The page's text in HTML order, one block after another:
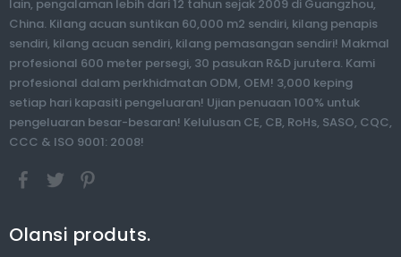
lain, pengalaman lebih dari 12 tahun sejak 2009 di Guangzhou,
China. Kilang acuan suntikan 60,000 m2 sendiri, kilang penapis
sendiri, kilang acuan sendiri, kilang pemasangan sendiri! Makmal
profesional 600 meter persegi, 30 pasukan R&D jurutera. Kami
profesional dalam perkhidmatan ODM, OEM! 3,000 keping
setiap hari kapasiti pengeluaran! Ujian penuaan 100% untuk
pengeluaran besar-besaran! Kelulusan CE, CB, RoHs, SASO, CQC,
CCC & ISO 9001: 2008!
Olansi produts.